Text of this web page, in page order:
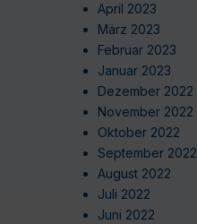
April 2023
März 2023
Februar 2023
Januar 2023
Dezember 2022
November 2022
Oktober 2022
September 2022
August 2022
Juli 2022
Juni 2022